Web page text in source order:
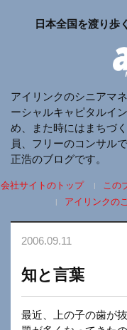
日本全国を渡り歩
アイリンクのシニアマ
ーシャルキャピタルイ
め、また時にはまちづ
員、フリーのコンサル
正浩のブログです。
会社サイトのトップ この
アイリンクの
2006.09.11
知と言葉
最近、上の子の歯が